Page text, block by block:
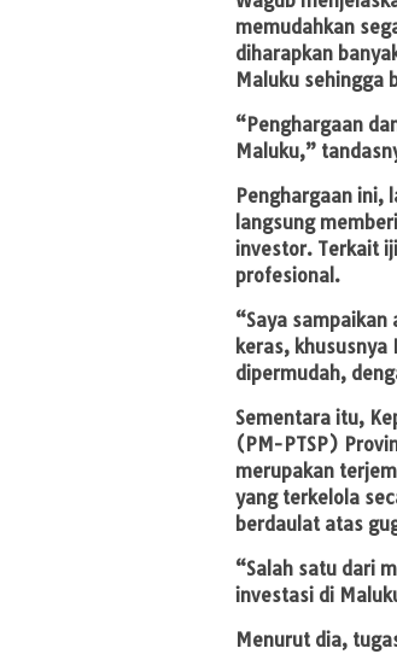
memudahkan
diharapkan
Maluku sehingga
“Penghargaan
Maluku,”
Penghargaan ini,
langsung
investor. Terkait
profesional.
“Saya
keras, khususnya
dipermudah,
Sementara itu,
(PM-PTSP)
merupakan
yang terkelola
berdaulat atas
“Salah satu dari
investasi di
Menurut dia,